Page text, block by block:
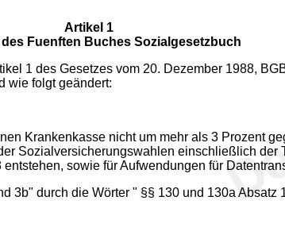
Artikel 1
Fuenften Buches Sozialgesetzbuch
1 des Gesetzes vom 20. Dezember 1988,
wie folgt geändert:
Krankenkasse nicht um mehr als 3 Prozent
Sozialversicherungswahlen einschließlich
sowie für Aufwendungen für
3b" durch die Wörter " §§ 130 und 130a Absatz